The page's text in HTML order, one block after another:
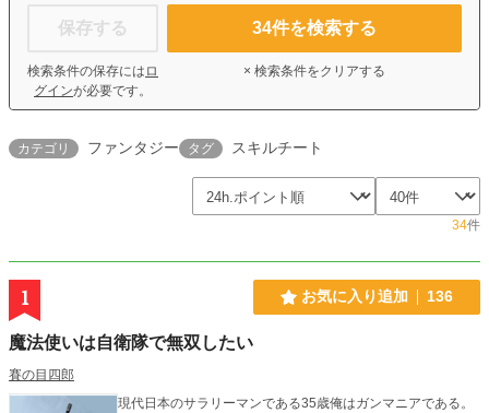
保存する
検索条件の保存には ロ
グインが必要です。
34件を検索する
× 検索条件をクリアする
カテゴリ ファンタジー タグ スキルチート
34件
1 お気に入り追加 136
魔法使いは自衛隊で無双したい
賽の目四郎
現代日本のサラリーマンである35歳俺はガンマニアである。